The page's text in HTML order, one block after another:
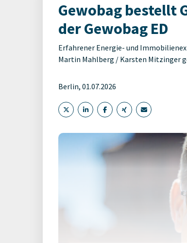
Gewobag bestellt
der Gewobag ED
Erfahrener Energie- und
Martin Mahlberg / Karsten Mitzinger
Berlin, 01.07.2026